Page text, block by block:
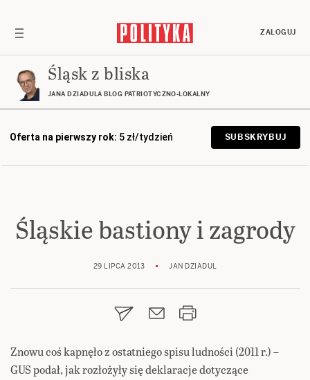
ZALOGUJ
Śląsk z bliska
JANA DZIADULA BLOG PATRIOTYCZNO-LOKALNY
Oferta na pierwszy rok: 5 zł/tydzień SUBSKRYBUJ
Śląskie bastiony i zagrody
29 LIPCA 2013 JAN DZIADUL
Znowu coś kapnęło z ostatniego spisu ludności (2011 r.) –
GUS podał, jak rozłożyły się deklaracje dotyczące